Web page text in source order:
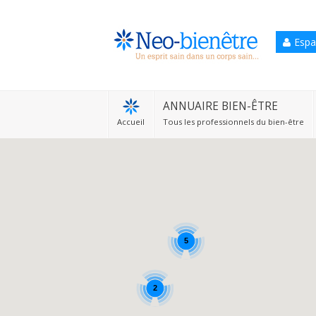
Accueil
ANNUAIRE BIEN-ÊTRE
Tous les professionnels du bien-être
5
2